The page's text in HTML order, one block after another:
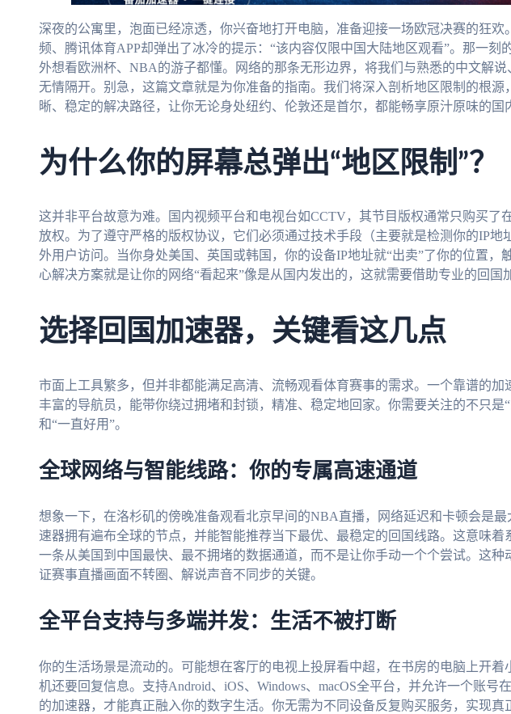
深夜的公寓里，泡面已经凉透，你兴奋地打开电脑，准备迎接一场欧冠决赛的狂欢
频、腾讯体育APP却弹出了冰冷的提示：“该内容仅限中国大陆地区观看”。那一刻
外想看欧洲杯、NBA的游子都懂。网络的那条无形边界，将我们与熟悉的中文解说
无情隔开。别急，这篇文章就是为你准备的指南。我们将深入剖析地区限制的根源
晰、稳定的解决路径，让你无论身处纽约、伦敦还是首尔，都能畅享原汁原味的国
为什么你的屏幕总弹出“地区限制”？
这并非平台故意为难。国内视频平台和电视台如CCTV，其节目版权通常只购买了
放权。为了遵守严格的版权协议，它们必须通过技术手段（主要就是检测你的IP地
外用户访问。当你身处美国、英国或韩国，你的设备IP地址就“出卖”了你的位置，
心解决方案就是让你的网络“看起来”像是从国内发出的，这就需要借助专业的回国
选择回国加速器，关键看这几点
市面上工具繁多，但并非都能满足高清、流畅观看体育赛事的需求。一个靠谱的加
丰富的导航员，能带你绕过拥堵和封锁，精准、稳定地回家。你需要关注的不只是
和“一直好用”。
全球网络与智能线路：你的专属高速通道
想象一下，在洛杉矶的傍晚准备观看北京早间的NBA直播，网络延迟和卡顿会是最
速器拥有遍布全球的节点，并能智能推荐当下最优、最稳定的回国线路。这意味着
一条从美国到中国最快、最不拥堵的数据通道，而不是让你手动一个个尝试。这种
证赛事直播画面不转圈、解说声音不同步的关键。
全平台支持与多端并发：生活不被打断
你的生活场景是流动的。可能想在客厅的电视上投屏看中超，在书房的电脑上开着
机还要回复信息。支持Android、iOS、Windows、macOS全平台，并允许一个账号
的加速器，才能真正融入你的数字生活。你无需为不同设备反复购买服务，实现真